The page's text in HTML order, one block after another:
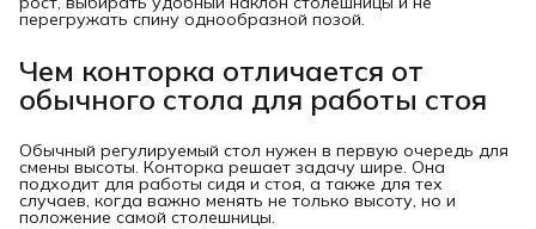
перегружать спину однообразной позой.
Чем конторка отличается от
обычного стола для работы стоя
Обычный регулируемый стол нужен в первую очередь для
смены высоты. Конторка решает задачу шире. Она
подходит для работы сидя и стоя, а также для тех
случаев, когда важно менять не только высоту, но и
положение самой столешницы.